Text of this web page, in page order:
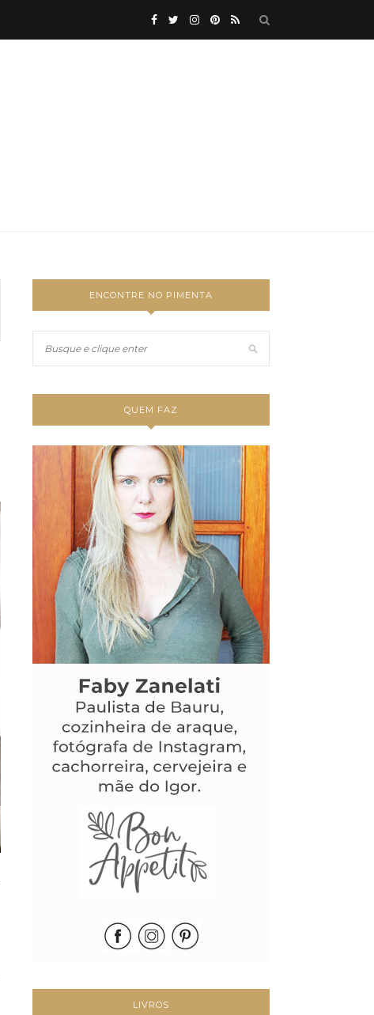
ENCONTRE NO PIMENTA
QUEM FAZ
LIVROS